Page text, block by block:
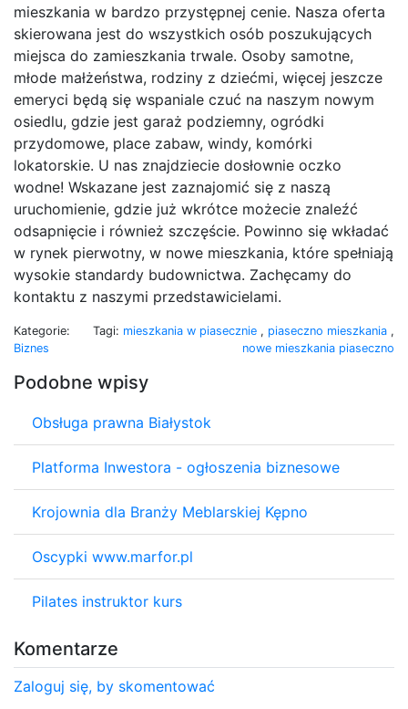
mieszkania w bardzo przystępnej cenie. Nasza oferta
skierowana jest do wszystkich osób poszukujących
miejsca do zamieszkania trwale. Osoby samotne,
młode małżeństwa, rodziny z dziećmi, więcej jeszcze
emeryci będą się wspaniale czuć na naszym nowym
osiedlu, gdzie jest garaż podziemny, ogródki
przydomowe, place zabaw, windy, komórki
lokatorskie. U nas znajdziecie dosłownie oczko
wodne! Wskazane jest zaznajomić się z naszą
uruchomienie, gdzie już wkrótce możecie znaleźć
odsapnięcie i również szczęście. Powinno się wkładać
w rynek pierwotny, w nowe mieszkania, które spełniają
wysokie standardy budownictwa. Zachęcamy do
kontaktu z naszymi przedstawicielami.
Kategorie:
Biznes
Tagi: mieszkania w piasecznie , piaseczno mieszkania ,
nowe mieszkania piaseczno
Podobne wpisy
Obsługa prawna Białystok
Platforma Inwestora - ogłoszenia biznesowe
Krojownia dla Branży Meblarskiej Kępno
Oscypki www.marfor.pl
Pilates instruktor kurs
Komentarze
Zaloguj się, by skomentować